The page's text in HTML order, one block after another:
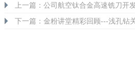
上一篇：公司航空钛合金高速铣刀开